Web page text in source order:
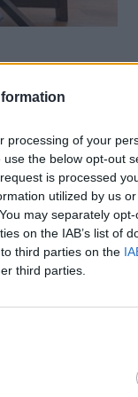
processing of your
the below opt-out
is processed
utilized by us
may separately
on the IAB’s list of
third parties on the
third parties.
των
ώστε
θα
ς και τις
έργο
από το
θα
που